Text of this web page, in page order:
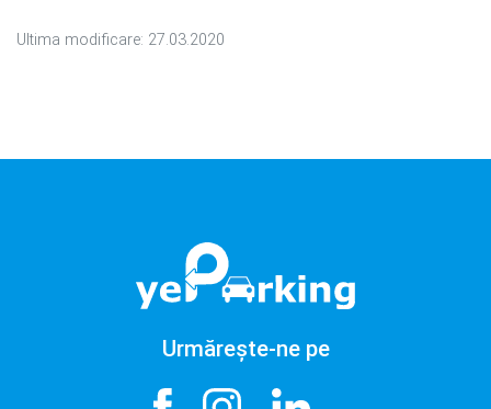
Ultima modificare: 27.03.2020
Urmărește-ne pe